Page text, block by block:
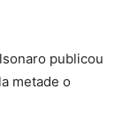
publicou
metade o